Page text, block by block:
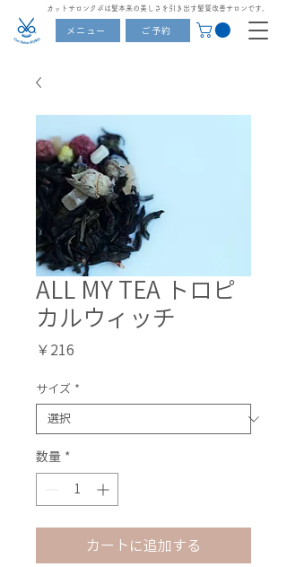
カットサロンクボは髪本来の美しさを引き出す髪質改善サロンです。
ご予約
メニュー
ALL MY TEA トロピ
カルウィッチ
￥216
サイズ *
数量 *
カートに追加する